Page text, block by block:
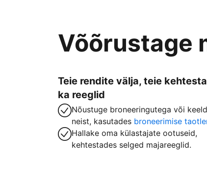
Võõrustage
Teie rendite välja, teie
ka reeglid
Nõustuge broneeringutega või
neist, kasutades broneerimise
Hallake oma külastajate ootuseid,
kehtestades selged majareeglid.